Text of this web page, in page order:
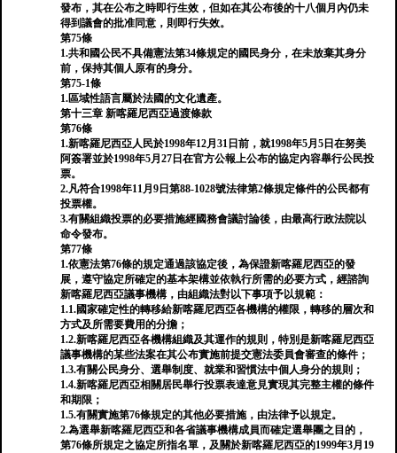
發布，其在公布之時即行生效，但如在其公布後的十八個月內仍未
得到議會的批准同意，則即行失效。
第75條
1.共和國公民不具備憲法第34條規定的國民身分，在未放棄其身分
前，保持其個人原有的身分。
第75-1條
1.區域性語言屬於法國的文化遺產。
第十三章 新喀羅尼西亞過渡條款
第76條
1.新喀羅尼西亞人民於1998年12月31日前，就1998年5月5日在努美
阿簽署並於1998年5月27日在官方公報上公布的協定內容舉行公民投
票。
2.凡符合1998年11月9日第88-1028號法律第2條規定條件的公民都有
投票權。
3.有關組織投票的必要措施經國務會議討論後，由最高行政法院以
命令發布。
第77條
1.依憲法第76條的規定通過該協定後，為保證新喀羅尼西亞的發
展，遵守協定所確定的基本架構並依執行所需的必要方式，經諮詢
新喀羅尼西亞議事機構，由組織法對以下事項予以規範：
1.1.國家確定性的轉移給新喀羅尼西亞各機構的權限，轉移的層次和
方式及所需要費用的分擔；
1.2.新喀羅尼西亞各機構組織及其運作的規則，特別是新喀羅尼西亞
議事機構的某些法案在其公布實施前提交憲法委員會審查的條件；
1.3.有關公民身分、選舉制度、就業和習慣法中個人身分的規則；
1.4.新喀羅尼西亞相關居民舉行投票表達意見實現其完整主權的條件
和期限；
1.5.有關實施第76條規定的其他必要措施，由法律予以規定。
2.為選舉新喀羅尼西亞和各省議事機構成員而確定選舉團之目的，
第76條所規定之協定所指名單，及關於新喀羅尼西亞的1999年3月19